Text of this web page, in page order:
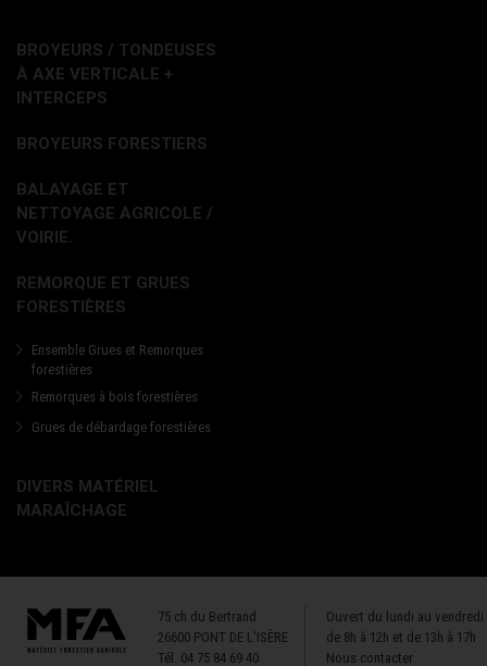
BROYEURS / TONDEUSES
À AXE VERTICALE +
INTERCEPS
BROYEURS FORESTIERS
BALAYAGE ET
NETTOYAGE AGRICOLE /
VOIRIE.
REMORQUE ET GRUES
FORESTIÈRES
Ensemble Grues et Remorques
forestières
Remorques à bois forestières
Grues de débardage forestières
DIVERS MATÉRIEL
MARAÎCHAGE
75 ch du Bertrand
26600 PONT DE L'ISÈRE
Tél. 04 75 84 69 40
Ouvert du lundi au vendredi
de 8h à 12h et de 13h à 17h
Nous contacter